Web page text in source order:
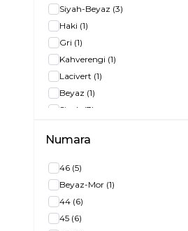
Siyah-Beyaz (3)
Haki (1)
Gri (1)
Kahverengi (1)
Lacivert (1)
Beyaz (1)
Siyah
(3)
41(1)
Numara
46 (5)
Beyaz-Mor (1)
44 (6)
45 (6)